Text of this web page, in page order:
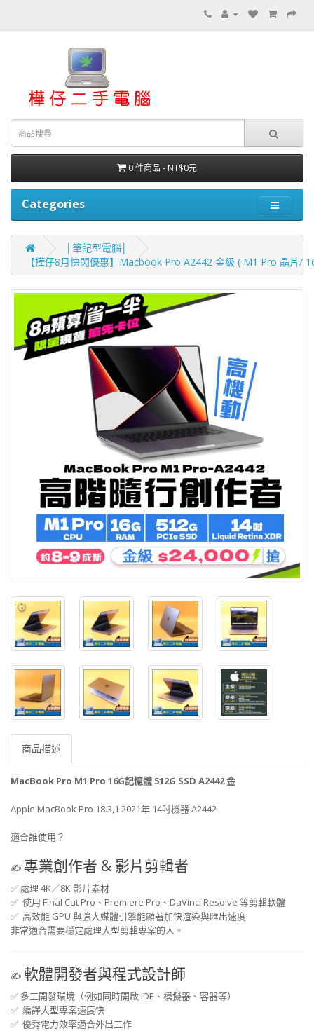
0 件商品 - NT$0元
Categories
│筆記型電腦│
【樺仔8月快閃優惠】Macbook Pro A2442 金級 ( M1 Pro 晶片/
商品描述
MacBook Pro M1 Pro 16G記憶體 512G SSD A2442 金
Apple MacBook Pro 18.3,1 2021年 14吋機器 A2442
適合誰使用？
✍️ 專業創作者 & 影片剪輯者
✅ 處理 4K／8K 影片素材
✅ 使用 Final Cut Pro、Premiere Pro、DaVinci Resolve 等剪輯軟體
✅ 高效能 GPU 與強大媒體引擎能顯著加快渲染與匯出速度
非常適合需要穩定處理大型剪輯專案的人。
✍️ 軟體開發者與程式設計師
✅ 多工開發環境（例如同時開啟 IDE、模擬器、容器等）
✅ 編譯大型專案速度快
✅ 優秀電力效率適合外出工作